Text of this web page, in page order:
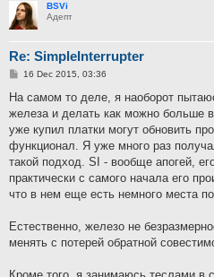
BSVi
Адепт
Re: SimpleInterrupter
P
s
16 Dec 2015, 03:36
На самом то деле, я наоборот
железа и делать как можно больше
уже купил платки могут обновить
функционал. Я уже много раз
такой подход. SI - вообще апогей,
практически с самого начала его
что в нем еще есть немного места
Естественно, железо не
менять с потерей обратной